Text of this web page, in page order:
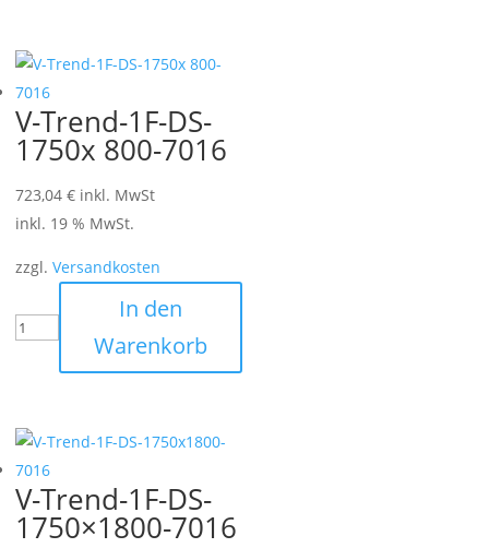
V-Trend-1F-DS-
1750x 800-7016
723,04 € inkl. MwSt
inkl. 19 % MwSt.
zzgl. Versandkosten
In den
Warenkorb
V-Trend-1F-DS-
1750×1800-7016